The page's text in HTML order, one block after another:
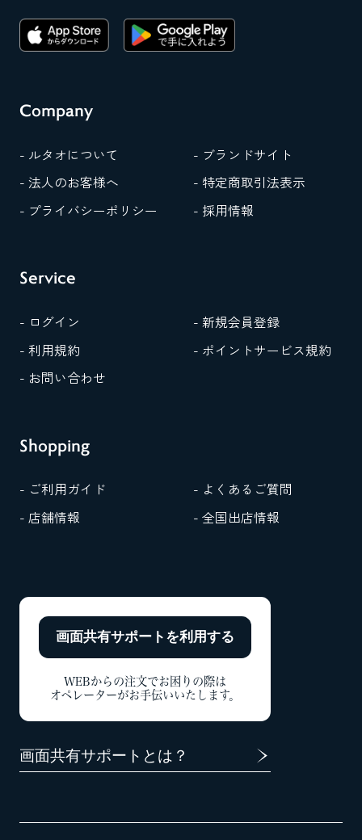
Company
- ルタオについて
- ブランドサイト
- 法人のお客様へ
- 特定商取引法表示
- プライバシーポリシー
- 採用情報
Service
- ログイン
- 新規会員登録
- 利用規約
- ポイントサービス規約
- お問い合わせ
Shopping
- ご利用ガイド
- よくあるご質問
- 店舗情報
- 全国出店情報
画面共有サポートを利用する
WEBからの注文でお困りの際は
オペレーターがお手伝いいたします。
画面共有サポートとは？